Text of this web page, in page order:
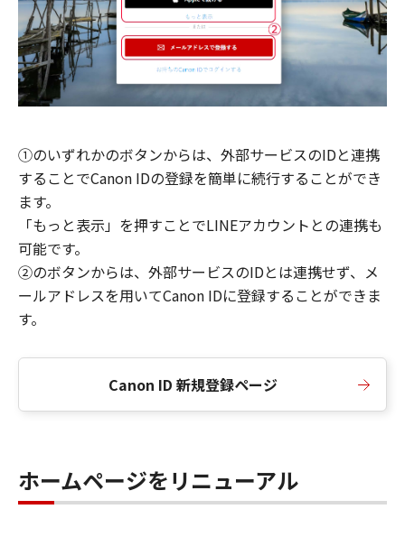
①のいずれかのボタンからは、外部サービスのIDと連携
することでCanon IDの登録を簡単に続行することができ
ます。
「もっと表示」を押すことでLINEアカウントとの連携も
可能です。
②のボタンからは、外部サービスのIDとは連携せず、メ
ールアドレスを用いてCanon IDに登録することができま
す。
Canon ID 新規登録ページ
ホームページをリニューアル